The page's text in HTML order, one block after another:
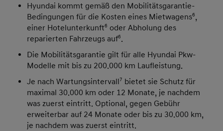
Hyundai kommt gemäß den Mobilitätsgarantie-
Bedingungen für die Kosten eines Mietwagens6,
einer Hotelunterkunft6 oder Abholung des
reparierten Fahrzeugs auf6.
Die Mobilitätsgarantie gilt für alle Hyundai Pkw-
Modelle mit bis zu 200.000 km Laufleistung.
Je nach Wartungsintervall7 bietet sie Schutz für
maximal 30.000 km oder 12 Monate, je nachdem
was zuerst eintritt. Optional, gegen Gebühr
erweiterbar auf 24 Monate oder bis zu 30.000 km,
je nachdem was zuerst eintritt.